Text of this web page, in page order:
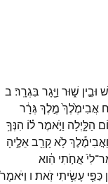
וּבֵ֣ין שׁ֑וּר וַיָּ֖גָר בִּגְרָֽר׃ ב
אֲבִימֶ֙לֶךְ֙ מֶ֣לֶךְגְּרָ֔ר
הַלָּ֑יְלָה וַיֹּ֣אמֶרל֗וֹ הִנְּךָ֥
וַאֲבִימֶ֕לֶךְלֹ֥אקָרַ֖באֵלֶ֑יהָ
לִי֙אֲחֹ֣תִי הִ֔וא
כַּפַּ֖י עָשִׂ֥יתִי זֹֽאת׃ ו וַיֹּאמֶר֩